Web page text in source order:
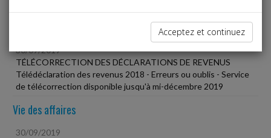
30/09/2019
TÉLÉCORRECTION DES DÉCLARATIONS DE REVENUS
Télédéclaration des revenus 2018 - Erreurs ou oublis - Service
de télécorrection disponible jusqu'à mi-décembre 2019
Vie des affaires
30/09/2019
Acceptez et continuez